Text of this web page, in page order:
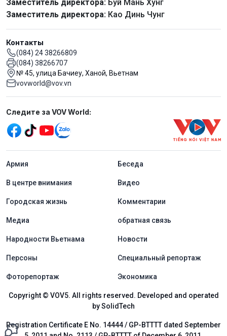
Заместитель директора: Буй Мань Хунг
Заместитель директора: Као Динь Чунг
Контакты
(084) 24 38266809
(084) 38266707
№ 45, улица Бачиеу, Ханой, Вьетнам
vovworld@vov.vn
Mạng xã hội
Следите за VOV World:
menu footer tiếng Nga
Aрмия Беседа
В центре внимания Видео
Городская жизнь Комментарии
Медиа обратная связь
Народности Вьетнама Новости
Персоны Специальный репортаж
Фоторепортаж Экономика
Copyright © VOV5. All rights reserved. Developed and operated
by SolidTech
Registration Certificate E No. 14444 / GP-BTTTT dated September